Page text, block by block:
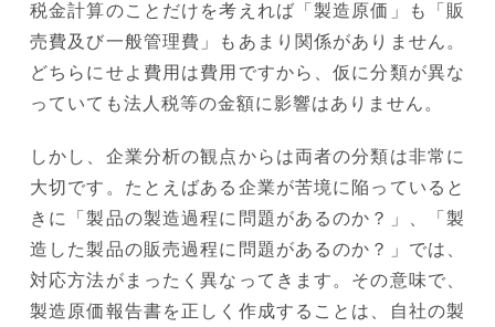
税金計算のことだけを考えれば「製造原価」も「販
売費及び一般管理費」もあまり関係がありません。
どちらにせよ費用は費用ですから、仮に分類が異な
っていても法人税等の金額に影響はありません。
しかし、企業分析の観点からは両者の分類は非常に
大切です。たとえばある企業が苦境に陥っていると
きに「製品の製造過程に問題があるのか？」、「製
造した製品の販売過程に問題があるのか？」では、
対応方法がまったく異なってきます。その意味で、
製造原価報告書を正しく作成することは、自社の製